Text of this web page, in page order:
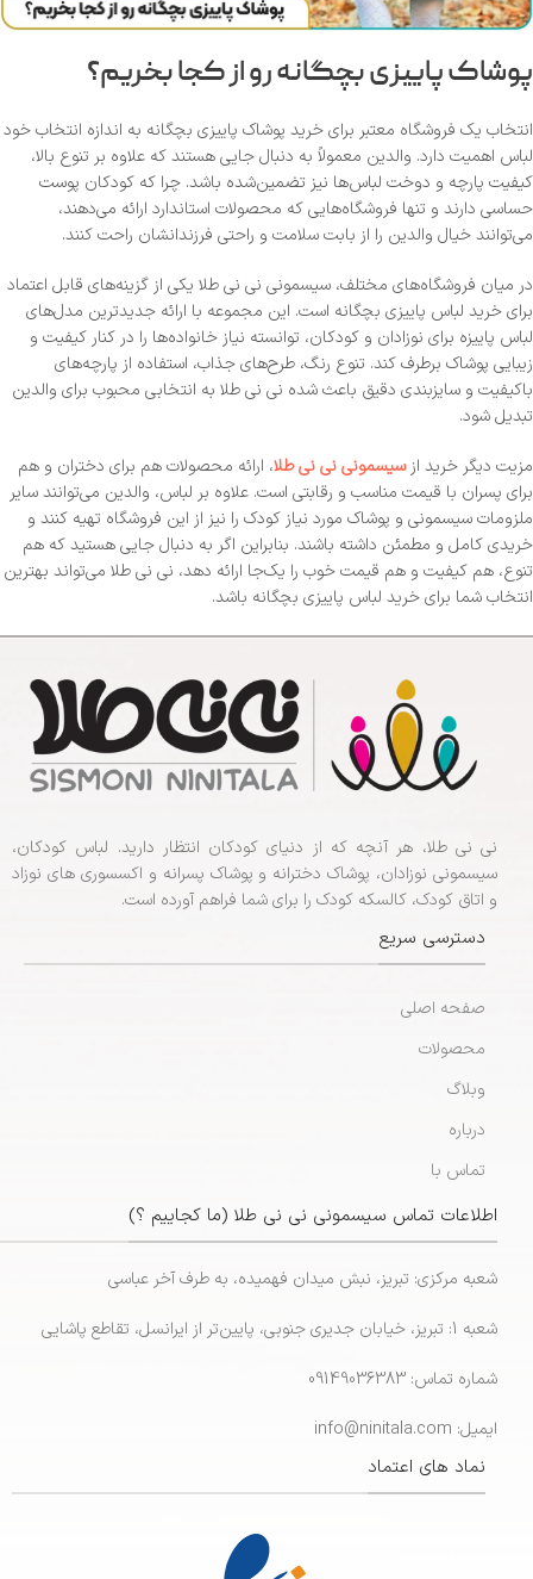
پوشاک پاییزی بچگانه رو از کجا بخریم؟
انتخاب یک فروشگاه معتبر برای خرید پوشاک پاییزی بچگانه به اندازه انتخاب خود
لباس اهمیت دارد. والدین معمولاً به دنبال جایی هستند که علاوه بر تنوع بالا،
کیفیت پارچه و دوخت لباس‌ها نیز تضمین‌شده باشد. چرا که کودکان پوست
حساسی دارند و تنها فروشگاه‌هایی که محصولات استاندارد ارائه می‌دهند،
می‌توانند خیال والدین را از بابت سلامت و راحتی فرزندانشان راحت کنند.
در میان فروشگاه‌های مختلف، سیسمونی نی نی طلا یکی از گزینه‌های قابل اعتماد
برای خرید لباس پاییزی بچگانه است. این مجموعه با ارائه جدیدترین مدل‌های
لباس پاییزه برای نوزادان و کودکان، توانسته نیاز خانواده‌ها را در کنار کیفیت و
زیبایی پوشاک برطرف کند. تنوع رنگ، طرح‌های جذاب، استفاده از پارچه‌های
باکیفیت و سایزبندی دقیق باعث شده نی نی طلا به انتخابی محبوب برای والدین
تبدیل شود.
مزیت دیگر خرید ازسیسمونی نی نی طلا، ارائه محصولات هم برای دختران و هم
برای پسران با قیمت مناسب و رقابتی است. علاوه بر لباس، والدین می‌توانند سایر
ملزومات سیسمونی و پوشاک مورد نیاز کودک را نیز از این فروشگاه تهیه کنند و
خریدی کامل و مطمئن داشته باشند. بنابراین اگر به دنبال جایی هستید که هم
تنوع، هم کیفیت و هم قیمت خوب را یک‌جا ارائه دهد، نی نی طلا می‌تواند بهترین
انتخاب شما برای خرید لباس پاییزی بچگانه باشد.
نی نی طلا، هر آنچه که از دنیای کودکان انتظار دارید. لباس کودکان،
سیسمونی نوزادان، پوشاک دخترانه و پوشاک پسرانه و اکسسوری های نوزاد
و اتاق کودک، کالسکه کودک را برای شما فراهم آورده است.
دسترسی سریع
صفحه اصلی
محصولات
وبلاگ
درباره
تماس با
اطلاعات تماس سیسمونی نی نی طلا (ما کجاییم ؟)
شعبه مرکزی: تبریز، نبش میدان فهمیده، به طرف آخر عباسی
شعبه 1: تبریز، خیابان جدیری جنوبی، پایین‌تر از ایرانسل، تقاطع پاشایی
شماره تماس: 09149036383
ایمیل: info@ninitala.com
نماد های اعتماد